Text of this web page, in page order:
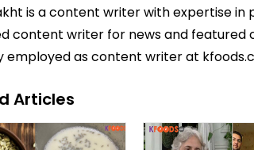
is a content writer with expertise
content writer for news and featured
employed as content writer at
Articles